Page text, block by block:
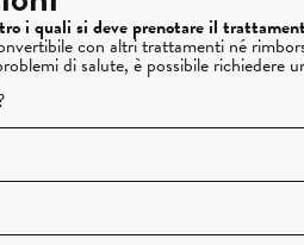
i quali si deve prenotare il
con altri trattamenti né
di salute, è possibile richiedere